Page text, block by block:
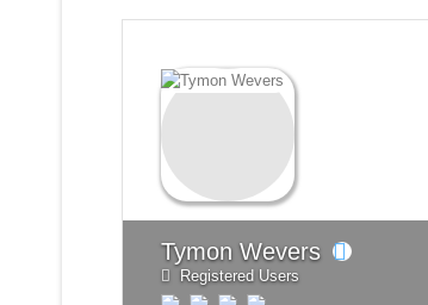
Tymon Wevers
Registered Users